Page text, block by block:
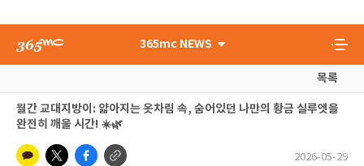
365mc NEWS
목록
월간 교대지방이: 얇아지는 옷차림 속, 숨어있던 나만의 황금 실루엣을
완전히 깨울 시간! ☀️🌿
2026-05-29